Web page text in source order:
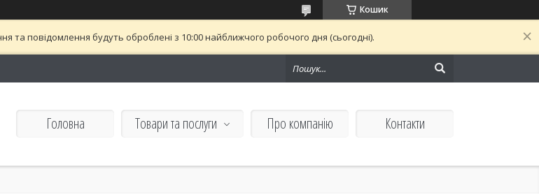
Кошик
та повідомлення будуть оброблені з 10:00 найближчого робочого дня (сьогодні).
Головна Товари та послуги Про компанію Контакти